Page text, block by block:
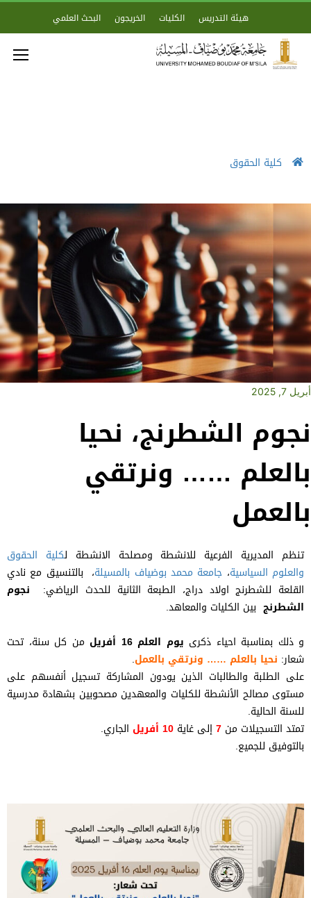
هيئة التدريس الكليات الخريجون البحث العلمي
كلية الحقوق
أبريل 7, 2025
نجوم الشطرنج، نحيا
بالعلم …… ونرتقي
بالعمل
تنظم المديرية الفرعية للانشطة ومصلحة الانشطة لكلية الحقوق
والعلوم السياسية، جامعة محمد بوضياف بالمسيلة، بالتنسيق مع نادي
القلعة للشطرنج اولاد دراج، الطبعة الثانية للحدث الرياضي: نجوم
الشطرنج بين الكليات والمعاهد.
و ذلك بمناسبة احياء ذكرى يوم العلم 16 أفريل
من كل سنة، تحت
شعار: نحيا بالعلم …… ونرتقي بالعمل.
على الطلبة والطالبات الذين يودون المشاركة تسجيل أنفسهم على
مستوى مصالح الأنشطة للكليات والمعهدين مصحوبين بشهادة مدرسية
للسنة الحالية.
تمتد التسجيلات من 7إلى غاية 10 أفريل
الجاري.
بالتوفيق للجميع.